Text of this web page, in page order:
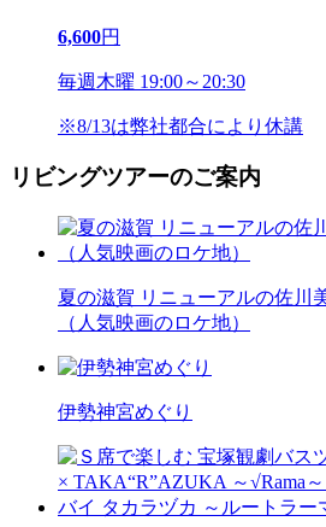
6,600円
毎週木曜 19:00～20:30
※8/13は弊社都合により休講
リビングツアーのご案内
夏の滋賀 リニューアルの佐川
（人気映画のロケ地）
伊勢神宮めぐり